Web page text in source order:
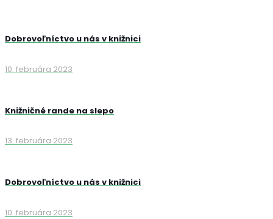
Dobrovoľníctvo u nás v knižnici
10. februára 2023
Knižničné rande na slepo
13. februára 2023
Dobrovoľníctvo u nás v knižnici
10. februára 2023